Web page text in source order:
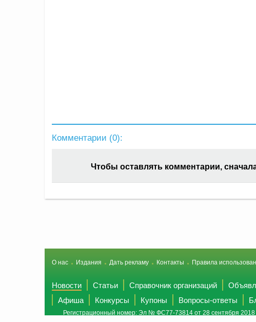
Комментарии (0):
Чтобы оставлять комментарии,
О нас Издания Дать рекламу Контакты Правила
Новости Статьи Справочник организаций
Афиша
Конкурсы Купоны Вопросы-ответы
Регистрационный номер: Эл № ФС77-73814 от 28 сентября 2018